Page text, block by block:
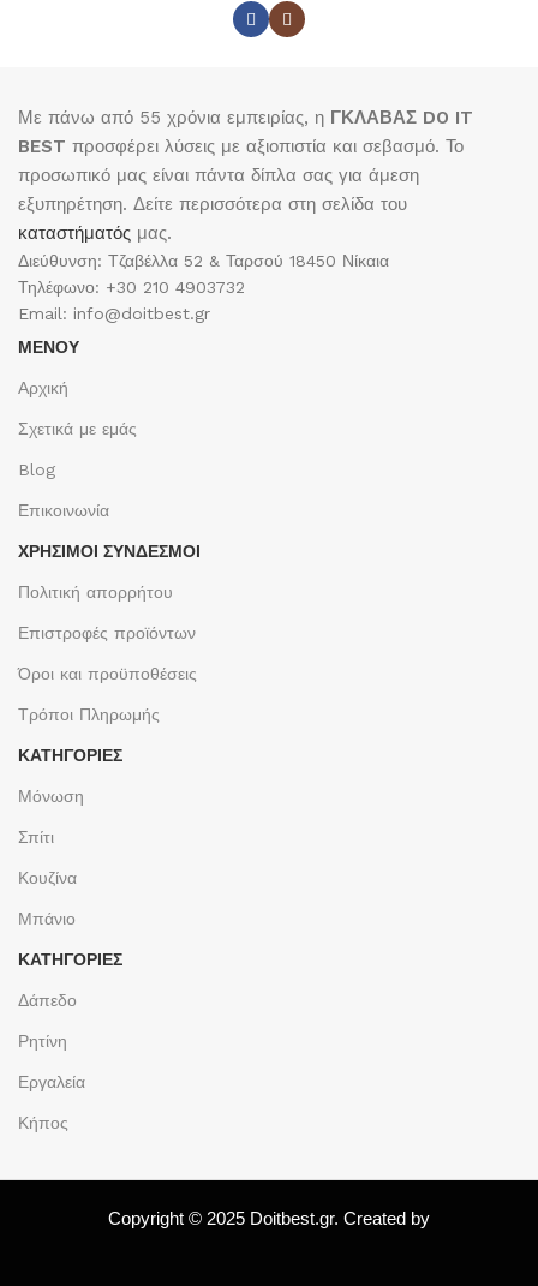
Με πάνω από 55 χρόνια εμπειρίας, η ΓΚΛΑΒΑΣ DO IT
BEST προσφέρει λύσεις με αξιοπιστία και σεβασμό. Το
προσωπικό μας είναι πάντα δίπλα σας για άμεση
εξυπηρέτηση. Δείτε περισσότερα στη σελίδα του
καταστήματός μας.
Διεύθυνση: Τζαβέλλα 52 & Ταρσού 18450 Νίκαια
Τηλέφωνο: +30 210 4903732
Email: info@doitbest.gr
ΜΕΝΟΥ
Αρχική
Σχετικά με εμάς
Blog
Επικοινωνία
ΧΡΉΣΙΜΟΙ ΣΎΝΔΕΣΜΟΙ
Πολιτική απορρήτου
Επιστροφές προϊόντων
Όροι και προϋποθέσεις
Τρόποι Πληρωμής
ΚΑΤΗΓΟΡΙΕΣ
Μόνωση
Σπίτι
Κουζίνα
Μπάνιο
ΚΑΤΗΓΟΡΙΕΣ
Δάπεδο
Ρητίνη
Εργαλεία
Κήπος
Copyright © 2025 Doitbest.gr. Created by